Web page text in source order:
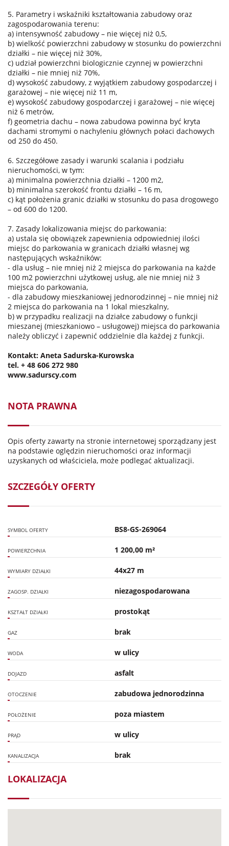
5. Parametry i wskaźniki kształtowania zabudowy oraz
zagospodarowania terenu:
a) intensywność zabudowy – nie więcej niż 0,5,
b) wielkość powierzchni zabudowy w stosunku do powierzchni
działki – nie więcej niż 30%,
c) udział powierzchni biologicznie czynnej w powierzchni
działki – nie mniej niż 70%,
d) wysokość zabudowy, z wyjątkiem zabudowy gospodarczej i
garażowej – nie więcej niż 11 m,
e) wysokość zabudowy gospodarczej i garażowej – nie więcej
niż 6 metrów,
f) geometria dachu – nowa zabudowa powinna być kryta
dachami stromymi o nachyleniu głównych połaci dachowych
od 250 do 450.
6. Szczegółowe zasady i warunki scalania i podziału
nieruchomości, w tym:
a) minimalna powierzchnia działki – 1200 m2,
b) minimalna szerokość frontu działki – 16 m,
c) kąt położenia granic działki w stosunku do pasa drogowego
– od 600 do 1200.
7. Zasady lokalizowania miejsc do parkowania:
a) ustala się obowiązek zapewnienia odpowiedniej ilości
miejsc do parkowania w granicach działki własnej wg
następujących wskaźników:
- dla usług – nie mniej niż 2 miejsca do parkowania na każde
100 m2 powierzchni użytkowej usług, ale nie mniej niż 3
miejsca do parkowania,
- dla zabudowy mieszkaniowej jednorodzinnej – nie mniej niż
2 miejsca do parkowania na 1 lokal mieszkalny,
b) w przypadku realizacji na działce zabudowy o funkcji
mieszanej (mieszkaniowo – usługowej) miejsca do parkowania
należy obliczyć i zapewnić oddzielnie dla każdej z funkcji.
Kontakt: Aneta Sadurska-Kurowska
tel. + 48 606 272 980
www.sadurscy.com
NOTA PRAWNA
Opis oferty zawarty na stronie internetowej sporządzany jest
na podstawie oględzin nieruchomości oraz informacji
uzyskanych od właściciela, może podlegać aktualizacji.
SZCZEGÓŁY OFERTY
SYMBOL OFERTY BS8-GS-269064
POWIERZCHNIA 1 200,00 m²
WYMIARY DZIAŁKI 44x27 m
ZAGOSP. DZIAŁKI niezagospodarowana
KSZTAŁT DZIAŁKI prostokąt
GAZ brak
WODA w ulicy
DOJAZD asfalt
OTOCZENIE zabudowa jednorodzinna
POŁOŻENIE poza miastem
PRĄD w ulicy
KANALIZACJA brak
LOKALIZACJA